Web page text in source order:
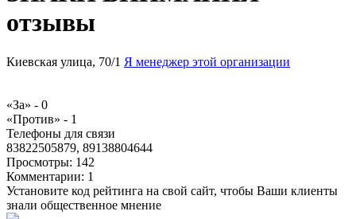
отзывы
Киевская улица, 70/1 Я менеджер этой организации
«За» - 0
«Против» - 1
Телефоны для связи
83822505879, 89138804644
Просмотры: 142
Комментарии: 1
Установите код рейтинга на свой сайт, чтобы Ваши клиенты
знали общественное мнение